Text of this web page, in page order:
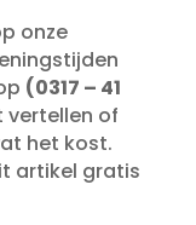
onze
(0317 – 41
vertellen of
het kost.
artikel gratis